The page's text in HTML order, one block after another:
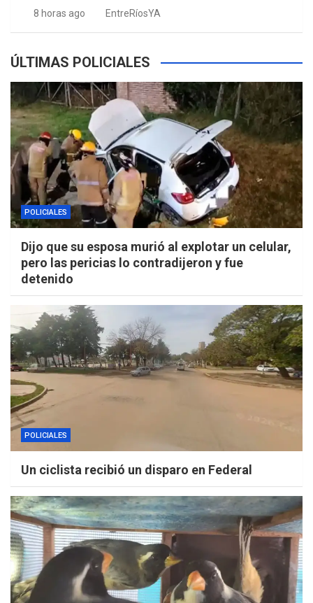
8 horas ago EntreRíosYA
ÚLTIMAS POLICIALES
POLICIALES
Dijo que su esposa murió al explotar un celular,
pero las pericias lo contradijeron y fue
detenido
POLICIALES
Un ciclista recibió un disparo en Federal